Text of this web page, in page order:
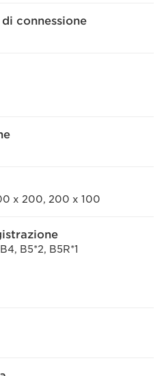
connessione
x 200, 200 x 100
B5*2, B5R*1